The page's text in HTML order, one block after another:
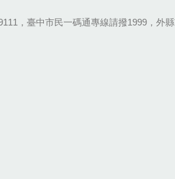
，臺中市民一碼通專線請撥1999，外